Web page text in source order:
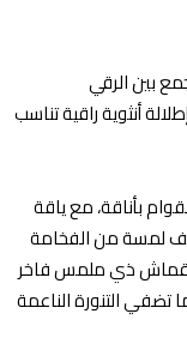
بين الرقي
أنثوية راقية تناسب
بأناقة، مع ياقة
لمسة من الفخامة
بقماش ذي ملمس فاخر
تضفي التنورة الناعمة